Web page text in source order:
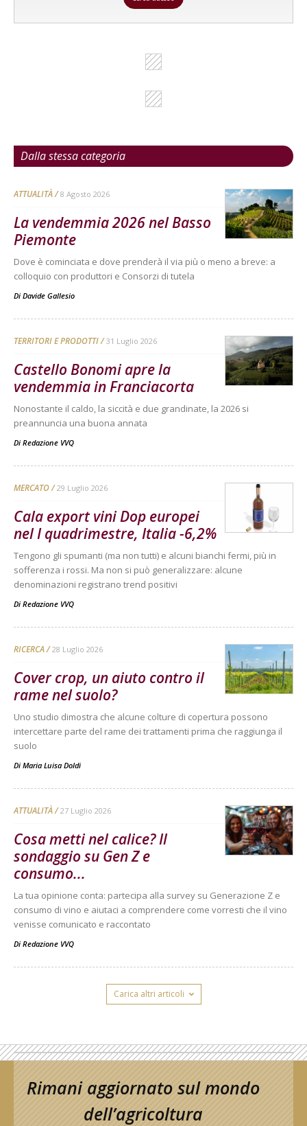
Dalla stessa categoria
ATTUALITÀ 8 Agosto 2026
La vendemmia 2026 nel Basso
Piemonte
Dove è cominciata e dove prenderà il via più o meno a breve: a
colloquio con produttori e Consorzi di tutela
Di Davide Gallesio
TERRITORI E PRODOTTI 31 Luglio 2026
Castello Bonomi apre la
vendemmia in Franciacorta
Nonostante il caldo, la siccità e due grandinate, la 2026 si
preannuncia una buona annata
Di Redazione VVQ
MERCATO 29 Luglio 2026
Cala export vini Dop europei
nel I quadrimestre, Italia -6,2%
Tengono gli spumanti (ma non tutti) e alcuni bianchi fermi, più in
sofferenza i rossi. Ma non si può generalizzare: alcune
denominazioni registrano trend positivi
Di Redazione VVQ
RICERCA 28 Luglio 2026
Cover crop, un aiuto contro il
rame nel suolo?
Uno studio dimostra che alcune colture di copertura possono
intercettare parte del rame dei trattamenti prima che raggiunga il
suolo
Di Maria Luisa Doldi
ATTUALITÀ 27 Luglio 2026
Cosa metti nel calice? Il
sondaggio su Gen Z e
consumo...
La tua opinione conta: partecipa alla survey su Generazione Z e
consumo di vino e aiutaci a comprendere come vorresti che il vino
venisse comunicato e raccontato
Di Redazione VVQ
Carica altri articoli
Rimani aggiornato sul mondo
dell’agricoltura